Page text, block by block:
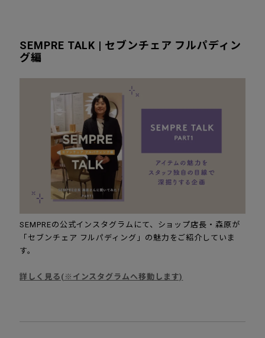
SEMPRE TALK | セブンチェア フルパディン
グ編
SEMPREの公式インスタグラムにて、ショップ店長・森原が
「セブンチェア フルパディング」の魅力をご紹介していま
す。
詳しく見る(※インスタグラムへ移動します)